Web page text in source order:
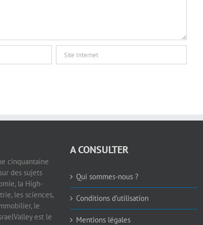
cinquantaine
des sujets
la High-
les sciences,
le
est le
A CONSULTER
Qui sommes-nous ?
Conditions d’utilisation
Mentions légales